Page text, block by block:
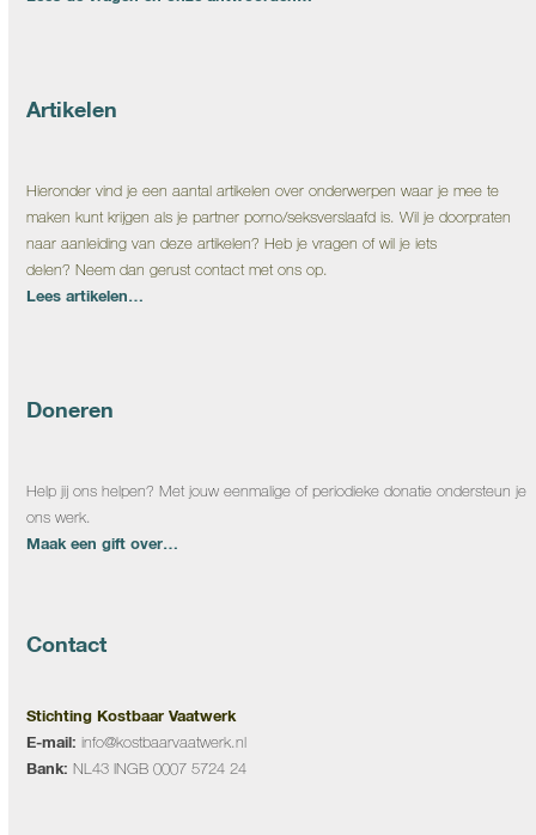
Artikelen
Hieronder vind je een aantal artikelen over onderwerpen waar je mee te
maken kunt krijgen als je partner porno/seksverslaafd is. Wil je doorpraten
naar aanleiding van deze artikelen? Heb je vragen of wil je iets
delen? Neem dan gerust contact met ons op.
Lees artikelen…
Doneren
Help jij ons helpen? Met jouw eenmalige of periodieke donatie ondersteun je
ons werk.
Maak een gift over…
Contact
Stichting Kostbaar Vaatwerk
E-mail: info@kostbaarvaatwerk.nl
Bank: NL43 INGB 0007 5724 24